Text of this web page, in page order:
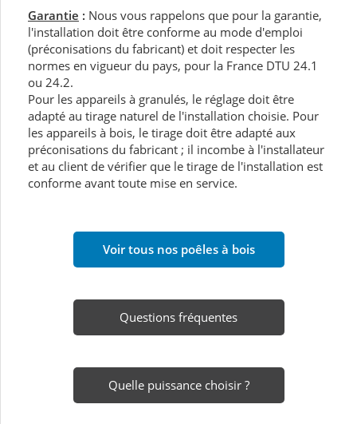
Garantie : Nous vous rappelons que pour la garantie,
l'installation doit être conforme au mode d'emploi
(préconisations du fabricant) et doit respecter les
normes en vigueur du pays, pour la France DTU 24.1
ou 24.2.
Pour les appareils à granulés, le réglage doit être
adapté au tirage naturel de l'installation choisie. Pour
les appareils à bois, le tirage doit être adapté aux
préconisations du fabricant ; il incombe à l'installateur
et au client de vérifier que le tirage de l'installation est
conforme avant toute mise en service.
Voir tous nos poêles à bois
Questions fréquentes
Quelle puissance choisir ?